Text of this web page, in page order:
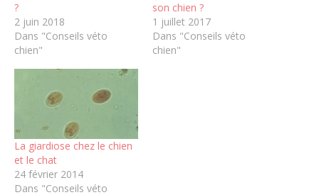
?
2 juin 2018
Dans "Conseils véto
chien"
son chien ?
1 juillet 2017
Dans "Conseils véto
chien"
La giardiose chez le chien
et le chat
24 février 2014
Dans "Conseils véto